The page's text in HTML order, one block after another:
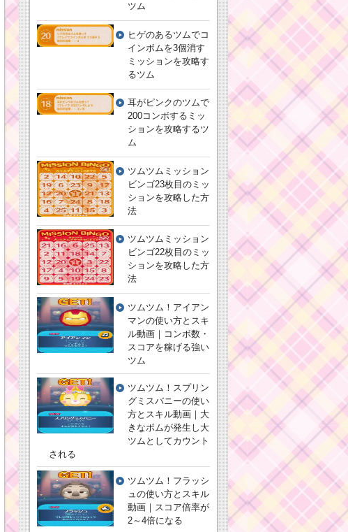
ツム
ヒゲのあるツムでコ
インボムを3個消す
ミッションを攻略す
るツム
耳がピンクのツムで
200コンボするミッ
ションを攻略するツ
ム
ツムツムミッション
ビンゴ23枚目のミッ
ションを攻略した方
法
ツムツムミッション
ビンゴ22枚目のミッ
ションを攻略した方
法
ツムツム！アイアン
マンの使い方とスキ
ル動画｜コンボ数・
スコアを稼げる強い
ツム
ツムツム！スプリン
グミスバニーの使い
方とスキル動画｜大
きなボムが発生し大
ツムとしてカウント
される
ツムツム！フラッシ
ュの使い方とスキル
動画｜スコア倍率が
2～4倍になる